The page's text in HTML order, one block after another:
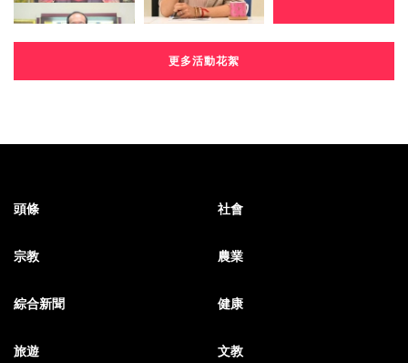
更多活動花絮
頭條 社會
宗教 農業
綜合新聞 健康
旅遊 文教